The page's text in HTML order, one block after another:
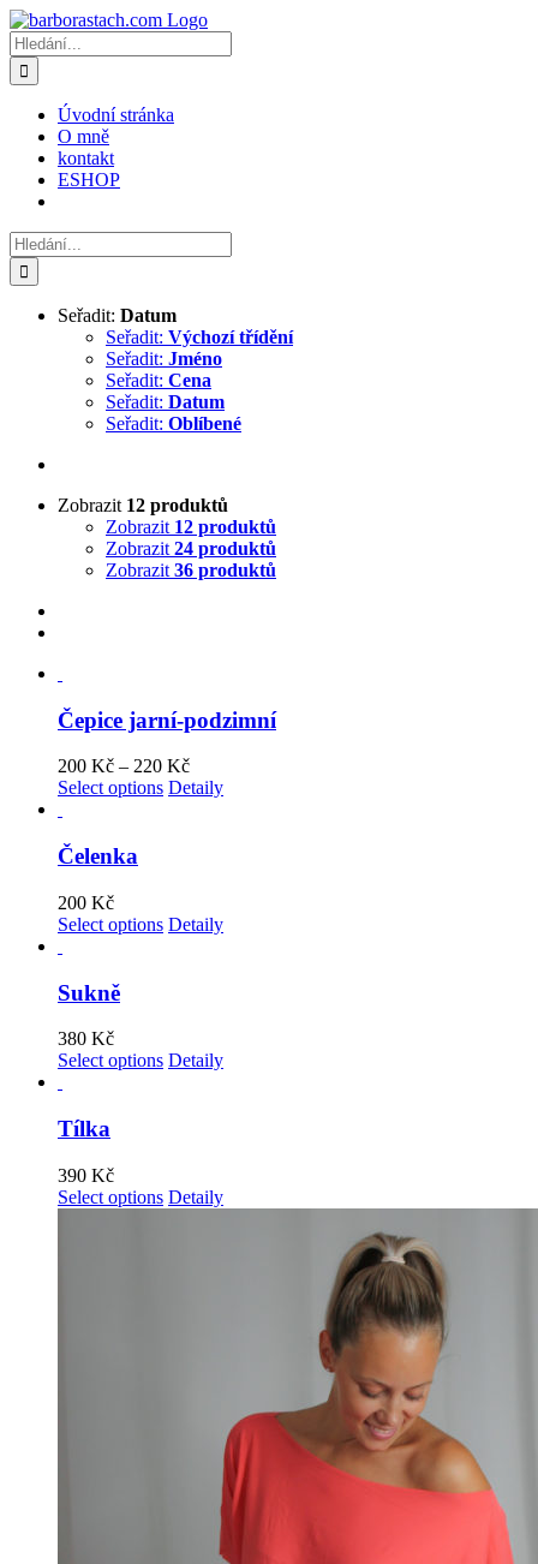
Přeskočit
na
obsah
Hledat:
Úvodní stránka
O mně
kontakt
ESHOP
Hledat:
Seřadit: Datum
Seřadit: Výchozí třídění
Seřadit: Jméno
Seřadit: Cena
Seřadit: Datum
Seřadit: Oblíbené
Zobrazit 12 produktů
Zobrazit 12 produktů
Zobrazit 24 produktů
Zobrazit 36 produktů
Čepice jarní-podzimní
200 Kč – 220 Kč
Select options Detaily
Čelenka
200 Kč
Select options Detaily
Sukně
380 Kč
Select options Detaily
Tílka
390 Kč
Select options Detaily